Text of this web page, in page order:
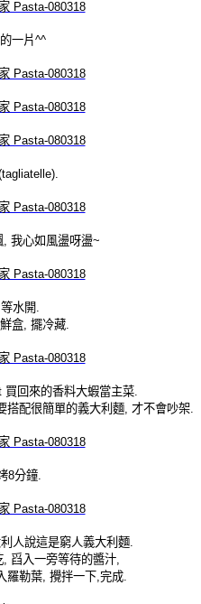
一片^^
我心如風盪呀盪~
水開.
盒, 擺冷藏.
買回來的香料大蝦當主菜.
配很簡單的義大利麵, 才不會吵架.
8分鐘.
人說這是窮人義大利麵.
舀入一旁等待的醬汁,
羅勒葉, 攪拌一下,完成.